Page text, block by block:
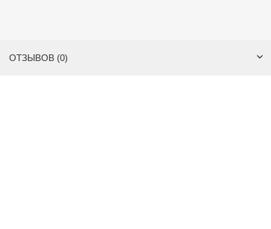
ОТЗЫВОВ (0)